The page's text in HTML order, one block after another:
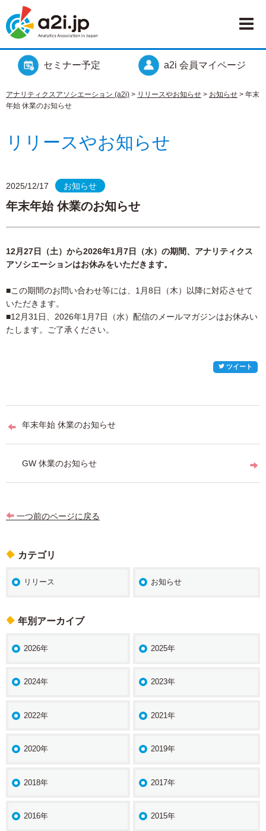
セミナー予定 a2i 会員マイページ
アナリティクスアソシエーション (a2i) > リリースやお知らせ > お知らせ > 年末
年始 休業のお知らせ
リリースやお知らせ
2025/12/17 お知らせ
年末年始 休業のお知らせ
12月27日（土）から2026年1月7日（水）の期間、アナリティクス
アソシエーションはお休みをいただきます。
■この期間のお問い合わせ等には、1月8日（木）以降に対応させて
いただきます。
■12月31日、2026年1月7日（水）配信のメールマガジンはお休みい
たします。ご了承ください。
ツイート
稿
ー
ョ
年末年始 休業のお知らせ
GW 休業のお知らせ
一つ前のページに戻る
カテゴリ
リリース お知らせ
年別アーカイブ
2026年 2025年
2024年 2023年
2022年 2021年
2020年 2019年
2018年 2017年
2016年 2015年